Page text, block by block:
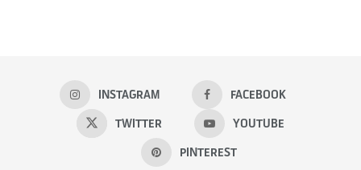
INSTAGRAM FACEBOOK
TWITTER YOUTUBE
PINTEREST